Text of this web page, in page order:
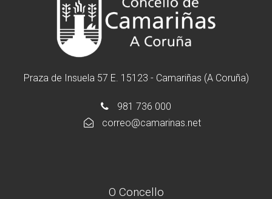
Praza de Insuela 57 E. 15123 - Camariñas (A Coruña)
981 736 000
correo@camarinas.net
O Concello